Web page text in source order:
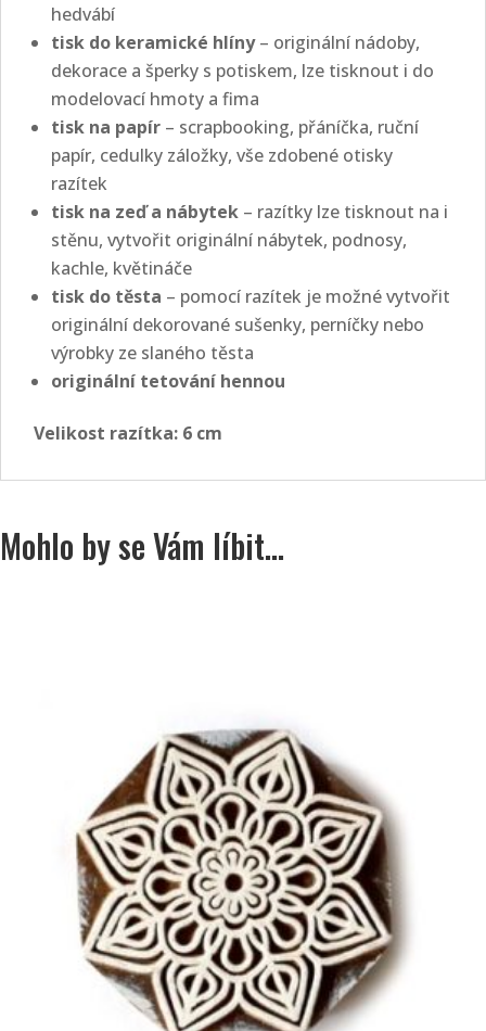
hedvábí
tisk do keramické hlíny– originální nádoby,
dekorace a šperky s potiskem, lze tisknout i do
modelovací hmoty a fima
tisk na papír – scrapbooking, přáníčka, ruční
papír, cedulky záložky, vše zdobené otisky
razítek
tisk na zeď a nábytek – razítky lze tisknout na i
stěnu, vytvořit originální nábytek, podnosy,
kachle, květináče
tisk do těsta – pomocí razítek je možné vytvořit
originální dekorované sušenky, perníčky nebo
výrobky ze slaného těsta
originální tetování hennou
Velikost razítka: 6 cm
Mohlo by se Vám líbit…